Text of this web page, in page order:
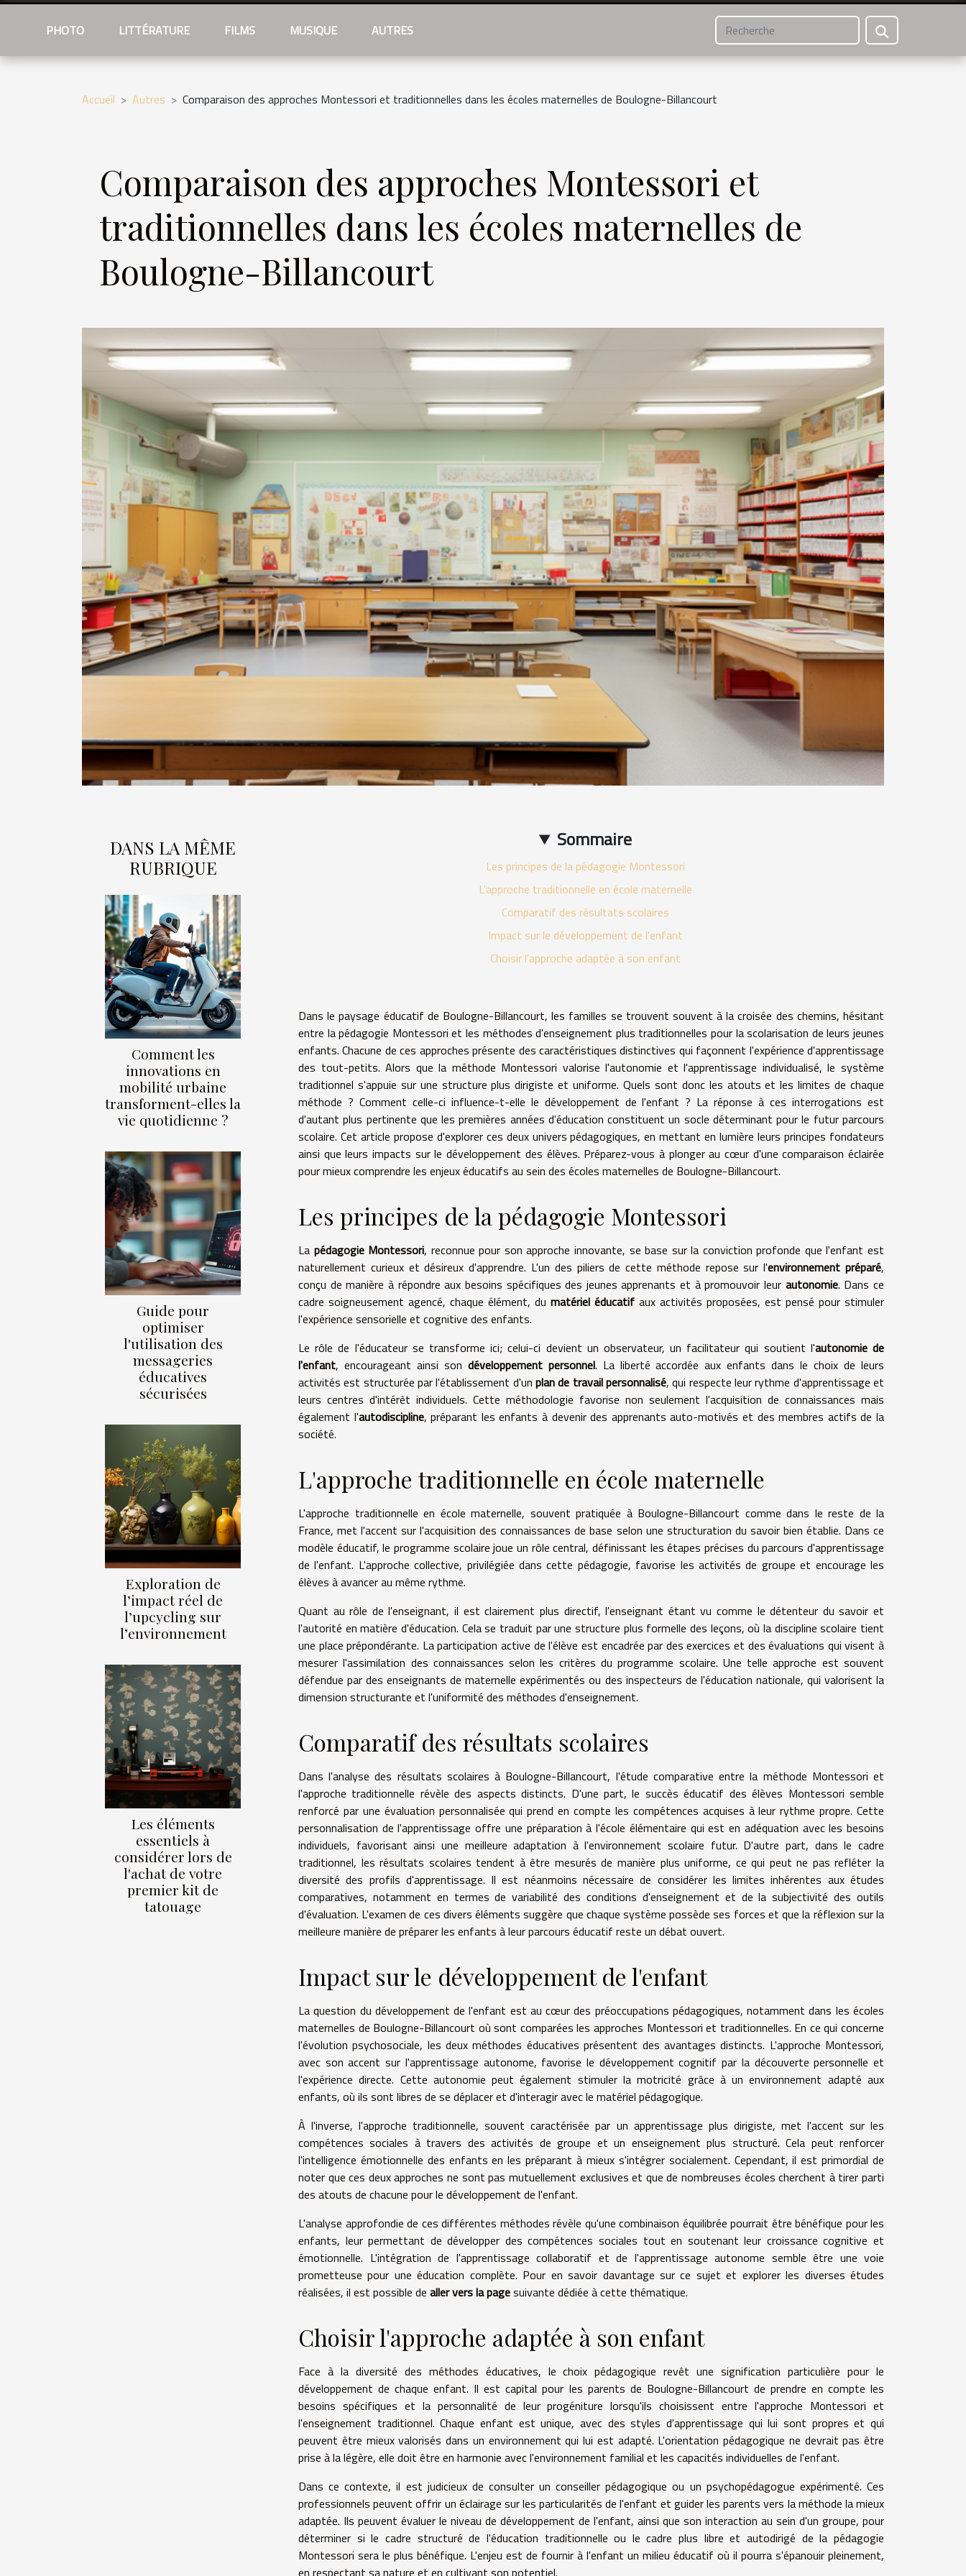
PHOTO LITTÉRATURE FILMS MUSIQUE AUTRES
Accueil Autres Comparaison des approches Montessori et traditionnelles dans les écoles maternelles de Boulogne-Billancourt
Comparaison des approches Montessori et
traditionnelles dans les écoles maternelles de
Boulogne-Billancourt
DANS LA MÊME
RUBRIQUE
Comment les
innovations en
mobilité urbaine
transforment-elles la
vie quotidienne ?
Guide pour
optimiser
l'utilisation des
messageries
éducatives
sécurisées
Exploration de
l’impact réel de
l’upcycling sur
l’environnement
Les éléments
essentiels à
considérer lors de
l'achat de votre
premier kit de
tatouage
Sommaire
Les principes de la pédagogie Montessori
L'approche traditionnelle en école maternelle
Comparatif des résultats scolaires
Impact sur le développement de l'enfant
Choisir l'approche adaptée à son enfant
Dans le paysage éducatif de Boulogne-Billancourt, les familles se trouvent souvent à la croisée des chemins, hésitant
entre la pédagogie Montessori et les méthodes d'enseignement plus traditionnelles pour la scolarisation de leurs jeunes
enfants. Chacune de ces approches présente des caractéristiques distinctives qui façonnent l'expérience d'apprentissage
des tout-petits. Alors que la méthode Montessori valorise l'autonomie et l'apprentissage individualisé, le système
traditionnel s'appuie sur une structure plus dirigiste et uniforme. Quels sont donc les atouts et les limites de chaque
méthode ? Comment celle-ci influence-t-elle le développement de l'enfant ? La réponse à ces interrogations est
d'autant plus pertinente que les premières années d'éducation constituent un socle déterminant pour le futur parcours
scolaire. Cet article propose d'explorer ces deux univers pédagogiques, en mettant en lumière leurs principes fondateurs
ainsi que leurs impacts sur le développement des élèves. Préparez-vous à plonger au cœur d'une comparaison éclairée
pour mieux comprendre les enjeux éducatifs au sein des écoles maternelles de Boulogne-Billancourt.
Les principes de la pédagogie Montessori
La pédagogie Montessori, reconnue pour son approche innovante, se base sur la conviction profonde que l'enfant est
naturellement curieux et désireux d'apprendre. L'un des piliers de cette méthode repose sur l'environnement préparé,
conçu de manière à répondre aux besoins spécifiques des jeunes apprenants et à promouvoir leur autonomie. Dans ce
cadre soigneusement agencé, chaque élément, du matériel éducatif aux activités proposées, est pensé pour stimuler
l'expérience sensorielle et cognitive des enfants.
Le rôle de l'éducateur se transforme ici; celui-ci devient un observateur, un facilitateur qui soutient l'autonomie de
l'enfant, encourageant ainsi son développement personnel. La liberté accordée aux enfants dans le choix de leurs
activités est structurée par l'établissement d'un plan de travail personnalisé, qui respecte leur rythme d'apprentissage et
leurs centres d'intérêt individuels. Cette méthodologie favorise non seulement l'acquisition de connaissances mais
également l'autodiscipline, préparant les enfants à devenir des apprenants auto-motivés et des membres actifs de la
société.
L'approche traditionnelle en école maternelle
L'approche traditionnelle en école maternelle, souvent pratiquée à Boulogne-Billancourt comme dans le reste de la
France, met l'accent sur l'acquisition des connaissances de base selon une structuration du savoir bien établie. Dans ce
modèle éducatif, le programme scolaire joue un rôle central, définissant les étapes précises du parcours d'apprentissage
de l'enfant. L'approche collective, privilégiée dans cette pédagogie, favorise les activités de groupe et encourage les
élèves à avancer au même rythme.
Quant au rôle de l'enseignant, il est clairement plus directif, l'enseignant étant vu comme le détenteur du savoir et
l'autorité en matière d'éducation. Cela se traduit par une structure plus formelle des leçons, où la discipline scolaire tient
une place prépondérante. La participation active de l'élève est encadrée par des exercices et des évaluations qui visent à
mesurer l'assimilation des connaissances selon les critères du programme scolaire. Une telle approche est souvent
défendue par des enseignants de maternelle expérimentés ou des inspecteurs de l'éducation nationale, qui valorisent la
dimension structurante et l'uniformité des méthodes d'enseignement.
Comparatif des résultats scolaires
Dans l'analyse des résultats scolaires à Boulogne-Billancourt, l'étude comparative entre la méthode Montessori et
l'approche traditionnelle révèle des aspects distincts. D'une part, le succès éducatif des élèves Montessori semble
renforcé par une évaluation personnalisée qui prend en compte les compétences acquises à leur rythme propre. Cette
personnalisation de l'apprentissage offre une préparation à l'école élémentaire qui est en adéquation avec les besoins
individuels, favorisant ainsi une meilleure adaptation à l'environnement scolaire futur. D'autre part, dans le cadre
traditionnel, les résultats scolaires tendent à être mesurés de manière plus uniforme, ce qui peut ne pas refléter la
diversité des profils d'apprentissage. Il est néanmoins nécessaire de considérer les limites inhérentes aux études
comparatives, notamment en termes de variabilité des conditions d'enseignement et de la subjectivité des outils
d'évaluation. L'examen de ces divers éléments suggère que chaque système possède ses forces et que la réflexion sur la
meilleure manière de préparer les enfants à leur parcours éducatif reste un débat ouvert.
Impact sur le développement de l'enfant
La question du développement de l'enfant est au cœur des préoccupations pédagogiques, notamment dans les écoles
maternelles de Boulogne-Billancourt où sont comparées les approches Montessori et traditionnelles. En ce qui concerne
l'évolution psychosociale, les deux méthodes éducatives présentent des avantages distincts. L'approche Montessori,
avec son accent sur l'apprentissage autonome, favorise le développement cognitif par la découverte personnelle et
l'expérience directe. Cette autonomie peut également stimuler la motricité grâce à un environnement adapté aux
enfants, où ils sont libres de se déplacer et d'interagir avec le matériel pédagogique.
À l'inverse, l'approche traditionnelle, souvent caractérisée par un apprentissage plus dirigiste, met l'accent sur les
compétences sociales à travers des activités de groupe et un enseignement plus structuré. Cela peut renforcer
l'intelligence émotionnelle des enfants en les préparant à mieux s'intégrer socialement. Cependant, il est primordial de
noter que ces deux approches ne sont pas mutuellement exclusives et que de nombreuses écoles cherchent à tirer parti
des atouts de chacune pour le développement de l'enfant.
L'analyse approfondie de ces différentes méthodes révèle qu'une combinaison équilibrée pourrait être bénéfique pour les
enfants, leur permettant de développer des compétences sociales tout en soutenant leur croissance cognitive et
émotionnelle. L'intégration de l'apprentissage collaboratif et de l'apprentissage autonome semble être une voie
prometteuse pour une éducation complète. Pour en savoir davantage sur ce sujet et explorer les diverses études
réalisées, il est possible de aller vers la pagesuivante dédiée à cette thématique.
Choisir l'approche adaptée à son enfant
Face à la diversité des méthodes éducatives, le choix pédagogique revêt une signification particulière pour le
développement de chaque enfant. Il est capital pour les parents de Boulogne-Billancourt de prendre en compte les
besoins spécifiques et la personnalité de leur progéniture lorsqu'ils choisissent entre l'approche Montessori et
l'enseignement traditionnel. Chaque enfant est unique, avec des styles d'apprentissage qui lui sont propres et qui
peuvent être mieux valorisés dans un environnement qui lui est adapté. L'orientation pédagogique ne devrait pas être
prise à la légère, elle doit être en harmonie avec l'environnement familial et les capacités individuelles de l'enfant.
Dans ce contexte, il est judicieux de consulter un conseiller pédagogique ou un psychopédagogue expérimenté. Ces
professionnels peuvent offrir un éclairage sur les particularités de l'enfant et guider les parents vers la méthode la mieux
adaptée. Ils peuvent évaluer le niveau de développement de l'enfant, ainsi que son interaction au sein d'un groupe, pour
déterminer si le cadre structuré de l'éducation traditionnelle ou le cadre plus libre et autodirigé de la pédagogie
Montessori sera le plus bénéfique. L'enjeu est de fournir à l'enfant un milieu éducatif où il pourra s'épanouir pleinement,